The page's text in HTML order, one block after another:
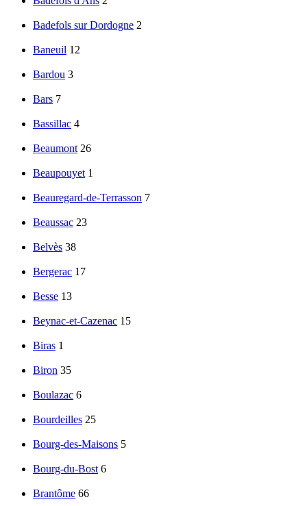
Badefols sur Dordogne 2
Baneuil 12
Bardou 3
Bars 7
Bassillac 4
Beaumont 26
Beaupouyet 1
Beauregard-de-Terrasson 7
Beaussac 23
Belvès 38
Bergerac 17
Besse 13
Beynac-et-Cazenac 15
Biras 1
Biron 35
Boulazac 6
Bourdeilles 25
Bourg-des-Maisons 5
Bourg-du-Bost 6
Brantôme 66